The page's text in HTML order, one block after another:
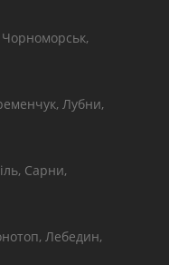
Чорноморськ,
Лубни,
Сарни,
Лебедин,